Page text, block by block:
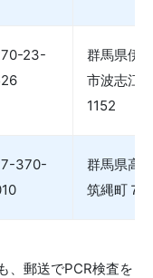
23-
群馬県伊
市波志江
1152
370-
群馬県高
筑縄町７
、郵送でPCR検査を